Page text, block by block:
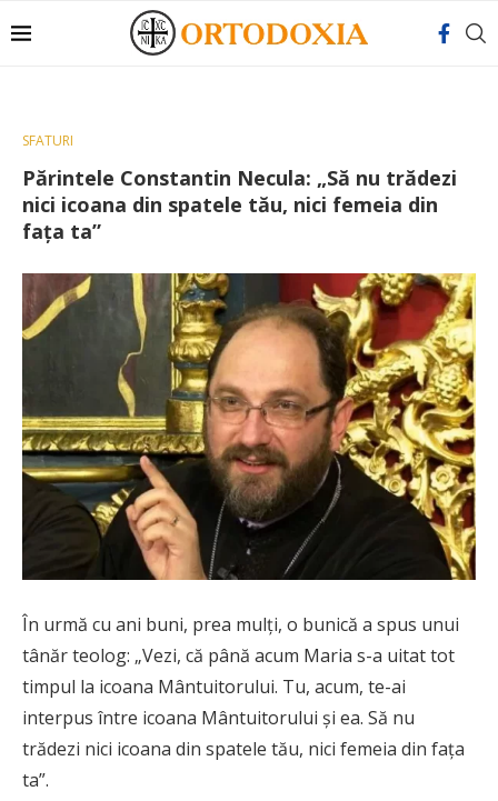
SFATURI
Părintele Constantin Necula: „Să nu trădezi
nici icoana din spatele tău, nici femeia din
faţa ta”
În urmă cu ani buni, prea mulți, o bunică a spus unui
tânăr teolog: „Vezi, că până acum Maria s-a uitat tot
timpul la icoana Mântuitorului. Tu, acum, te-ai
interpus între icoana Mântuitorului şi ea. Să nu
trădezi nici icoana din spatele tău, nici femeia din faţa
ta”.